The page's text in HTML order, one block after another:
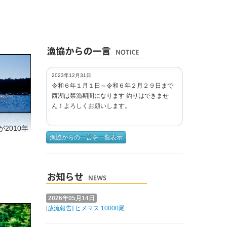
2010年
2023年12月31日
令和６年１月１日～令和６年２月２９日まで
西湖は禁漁期間になります 釣りはできませ
ん！よろしくお願いします。
漁協からの一言を一覧表示
2026年05月14日
[放流報告] ヒメマス 10000尾